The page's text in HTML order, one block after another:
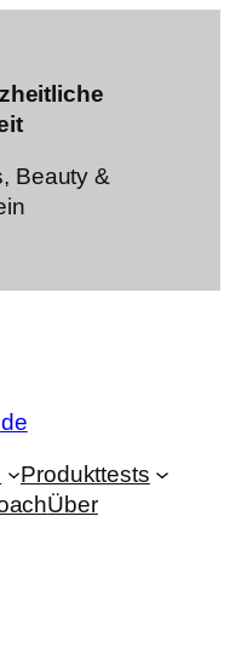
Beauty &
Produkttests
Über